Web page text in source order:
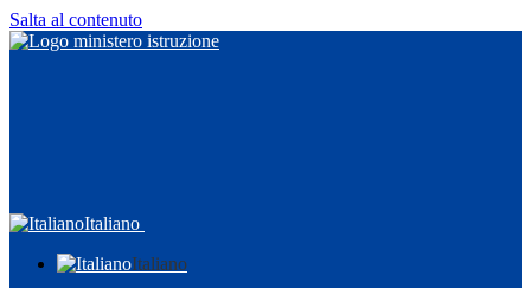
Salta al contenuto
Italiano
Italiano